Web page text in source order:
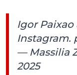
Igor Paixao
Instagram.
— Massilia
2025